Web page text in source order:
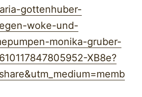
gottenhuber-
woke-und-
monika-gruber-
XB8e?